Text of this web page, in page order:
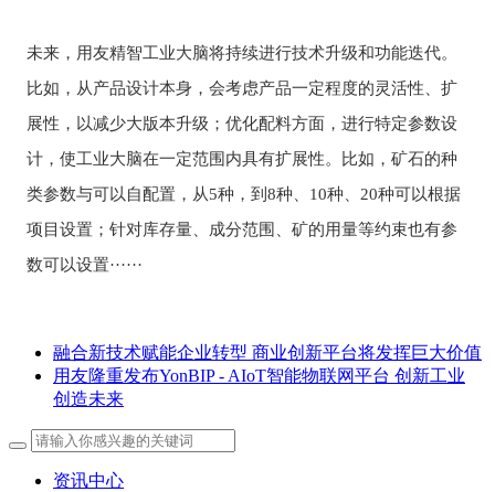
未来，用友精智工业大脑将持续进行技术升级和功能迭代。
比如，从产品设计本身，会考虑产品一定程度的灵活性、扩
展性，以减少大版本升级；优化配料方面，进行特定参数设
计，使工业大脑在一定范围内具有扩展性。比如，矿石的种
类参数与可以自配置，从5种，到8种、10种、20种可以根据
项目设置；针对库存量、成分范围、矿的用量等约束也有参
数可以设置······
融合新技术赋能企业转型 商业创新平台将发挥巨大价值
用友隆重发布YonBIP - AIoT智能物联网平台 创新工业
创造未来
资讯中心